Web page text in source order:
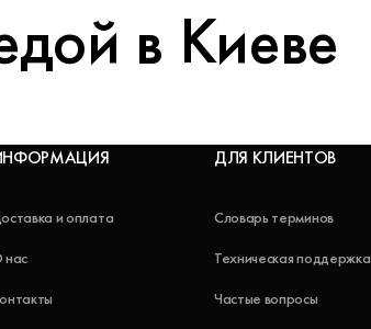
в Киеве
и оплата
нас
ДЛЯ КЛИЕНТОВ
Словарь терминов
Техническая поддержка
Частые вопросы